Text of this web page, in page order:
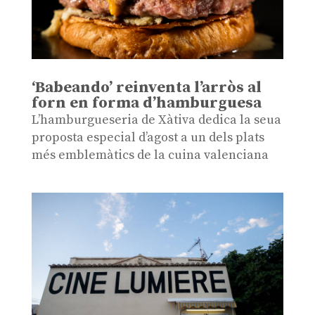
‘Babeando’ reinventa l’arròs al
forn en forma d’hamburguesa
L’hamburgueseria de Xàtiva dedica la seua
proposta especial d’agost a un dels plats
més emblemàtics de la cuina valenciana